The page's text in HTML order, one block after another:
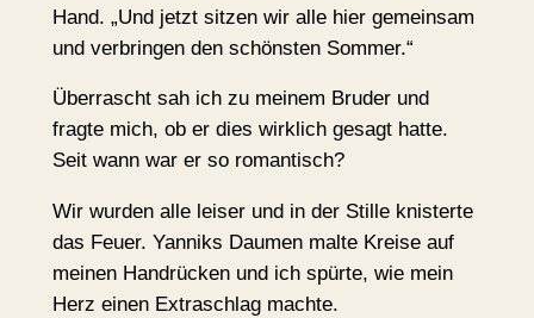
Hand. „Und jetzt sitzen wir alle hier gemeinsam
und verbringen den schönsten Sommer.“
Überrascht sah ich zu meinem Bruder und
fragte mich, ob er dies wirklich gesagt hatte.
Seit wann war er so romantisch?
Wir wurden alle leiser und in der Stille knisterte
das Feuer. Yanniks Daumen malte Kreise auf
meinen Handrücken und ich spürte, wie mein
Herz einen Extraschlag machte.